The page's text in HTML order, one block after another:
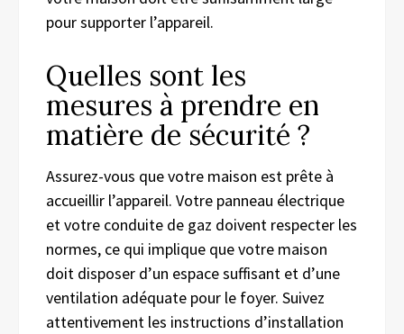
pour supporter l’appareil.
Quelles sont les
mesures à prendre en
matière de sécurité ?
Assurez-vous que votre maison est prête à
accueillir l’appareil. Votre panneau électrique
et votre conduite de gaz doivent respecter les
normes, ce qui implique que votre maison
doit disposer d’un espace suffisant et d’une
ventilation adéquate pour le foyer. Suivez
attentivement les instructions d’installation